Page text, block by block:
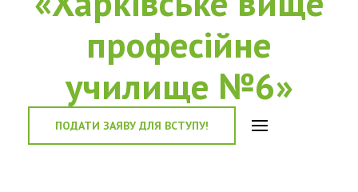
професійне
училище №6»
ПОДАТИ ЗАЯВУ ДЛЯ ВСТУПУ!